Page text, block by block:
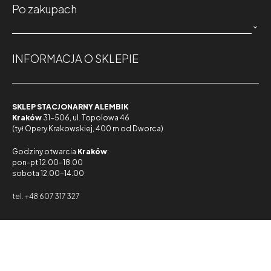
Po zakupach

INFORMACJA O SKLEPIE
SKLEP STACJONARNY ALEMBIK
Kraków 31-506, ul. Topolowa 46
(tył Opery Krakowskiej, 400 m od Dworca)
Godziny otwarcia Kraków:
pon-pt 12.00-18.00
sobota 12.00-14.00
tel. +48 607 317 327